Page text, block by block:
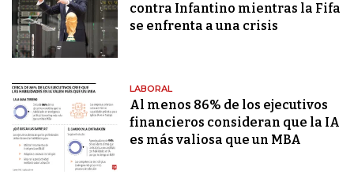
contra Infantino mientras la Fifa
se enfrenta a una crisis
LABORAL
Al menos 86% de los ejecutivos
financieros consideran que la IA
es más valiosa que un MBA